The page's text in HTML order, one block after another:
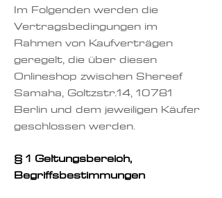
Im Folgenden werden die
Vertragsbedingungen im
Rahmen von Kaufverträgen
geregelt, die über diesen
Onlineshop zwischen Shereef
Samaha, Goltzstr.14, 10781
Berlin und dem jeweiligen Käufer
geschlossen werden.
§ 1 Geltungsbereich,
Begriffsbestimmungen